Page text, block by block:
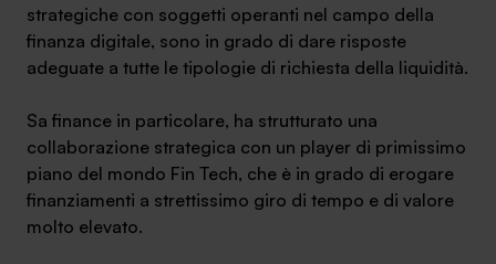
Contatti
Lavora con noi
strategiche con soggetti operanti nel campo della
finanza digitale, sono in grado di dare risposte
adeguate a tutte le tipologie di richiesta della liquidità.
Sa finance in particolare, ha strutturato una
collaborazione strategica con un player di primissimo
piano del mondo Fin Tech, che è in grado di erogare
finanziamenti a strettissimo giro di tempo e di valore
molto elevato.